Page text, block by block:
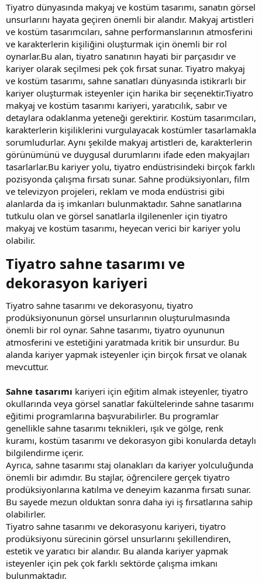
Tiyatro dünyasında makyaj ve kostüm tasarımı, sanatın görsel
unsurlarını hayata geçiren önemli bir alandır. Makyaj artistleri
ve kostüm tasarımcıları, sahne performanslarının atmosferini
ve karakterlerin kişiliğini oluşturmak için önemli bir rol
oynarlar.Bu alan, tiyatro sanatının hayati bir parçasıdır ve
kariyer olarak seçilmesi pek çok fırsat sunar. Tiyatro makyaj
ve kostüm tasarımı, sahne sanatları dünyasında istikrarlı bir
kariyer oluşturmak isteyenler için harika bir seçenektir.Tiyatro
makyaj ve kostüm tasarımı kariyeri, yaratıcılık, sabır ve
detaylara odaklanma yeteneği gerektirir. Kostüm tasarımcıları,
karakterlerin kişiliklerini vurgulayacak kostümler tasarlamakla
sorumludurlar. Aynı şekilde makyaj artistleri de, karakterlerin
görünümünü ve duygusal durumlarını ifade eden makyajları
tasarlarlar.Bu kariyer yolu, tiyatro endüstrisindeki birçok farklı
pozisyonda çalışma fırsatı sunar. Sahne prodüksiyonları, film
ve televizyon projeleri, reklam ve moda endüstrisi gibi
alanlarda da iş imkanları bulunmaktadır. Sahne sanatlarına
tutkulu olan ve görsel sanatlarla ilgilenenler için tiyatro
makyaj ve kostüm tasarımı, heyecan verici bir kariyer yolu
olabilir.
Tiyatro sahne tasarımı ve
dekorasyon kariyeri​
Tiyatro sahne tasarımı ve dekorasyonu, tiyatro
prodüksiyonunun görsel unsurlarının oluşturulmasında
önemli bir rol oynar. Sahne tasarımı, tiyatro oyununun
atmosferini ve estetiğini yaratmada kritik bir unsurdur. Bu
alanda kariyer yapmak isteyenler için birçok fırsat ve olanak
mevcuttur.
Sahne tasarımı kariyeri için eğitim almak isteyenler, tiyatro
okullarında veya görsel sanatlar fakültelerinde sahne tasarımı
eğitimi programlarına başvurabilirler. Bu programlar
genellikle sahne tasarımı teknikleri, ışık ve gölge, renk
kuramı, kostüm tasarımı ve dekorasyon gibi konularda detaylı
bilgilendirme içerir.
Ayrıca, sahne tasarımı staj olanakları da kariyer yolculuğunda
önemli bir adımdır. Bu stajlar, öğrencilere gerçek tiyatro
prodüksiyonlarına katılma ve deneyim kazanma fırsatı sunar.
Bu sayede mezun olduktan sonra daha iyi iş fırsatlarına sahip
olabilirler.
Tiyatro sahne tasarımı ve dekorasyonu kariyeri, tiyatro
prodüksiyonu sürecinin görsel unsurlarını şekillendiren,
estetik ve yaratıcı bir alandır. Bu alanda kariyer yapmak
isteyenler için pek çok farklı sektörde çalışma imkanı
bulunmaktadır.